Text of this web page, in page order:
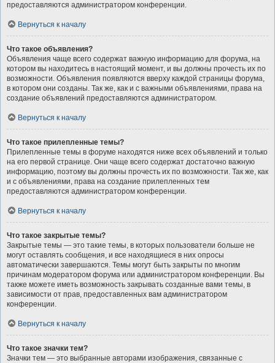
предоставляются администратором конференции.
Вернуться к началу
Что такое объявления?
Объявления чаще всего содержат важную информацию для форума, на
котором вы находитесь в настоящий момент, и вы должны прочесть их по
возможности. Объявления появляются вверху каждой страницы форума,
в котором они созданы. Так же, как и с важными объявлениями, права на
создание объявлений предоставляются администратором.
Вернуться к началу
Что такое прилепленные темы?
Прилепленные темы в форуме находятся ниже всех объявлений и только
на его первой странице. Они чаще всего содержат достаточно важную
информацию, поэтому вы должны прочесть их по возможности. Так же, как
и с объявлениями, права на создание прилепленных тем
предоставляются администратором конференции.
Вернуться к началу
Что такое закрытые темы?
Закрытые темы — это такие темы, в которых пользователи больше не
могут оставлять сообщения, и все находящиеся в них опросы
автоматически завершаются. Темы могут быть закрыты по многим
причинам модератором форума или администратором конференции. Вы
также можете иметь возможность закрывать созданные вами темы, в
зависимости от прав, предоставленных вам администратором
конференции.
Вернуться к началу
Что такое значки тем?
Значки тем — это выбранные авторами изображения, связанные с